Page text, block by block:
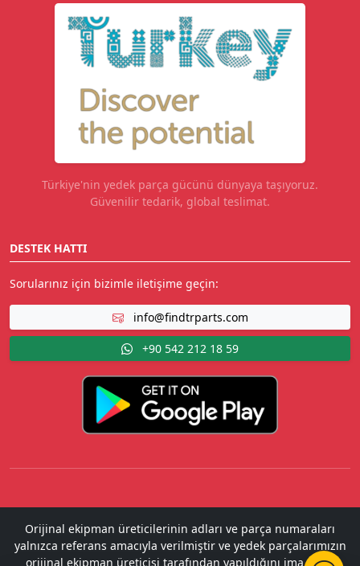
Türkiye'nin yedek parça gücünü dünyaya taşıyoruz.
Güvenilir tedarik, global teslimat.
DESTEK HATTI
Sorularınız için bizimle iletişime geçin:
info@findtrparts.com
+90 542 212 18 59
Orijinal ekipman üreticilerinin adları ve parça numaraları
yalnızca referans amacıyla verilmiştir ve yedek parçalarımızın
orijinal ekipman üreticisi tarafından yapıldığını ima etme